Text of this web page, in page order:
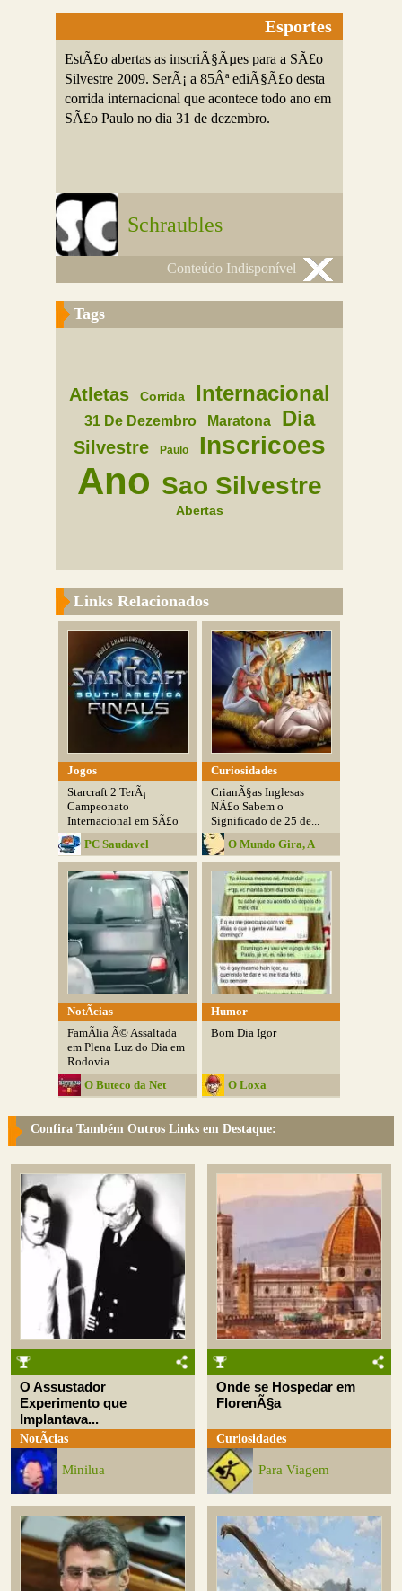
Esportes
EstÃ£o abertas as inscriÃ§Ãµes para a SÃ£o
Silvestre 2009. SerÃ¡ a 85Âª ediÃ§Ã£o desta
corrida internacional que acontece todo ano em
SÃ£o Paulo no dia 31 de dezembro.
Schraubles
Conteúdo Indisponível
Tags
Atletas Corrida Internacional
31 De Dezembro Maratona Dia
Silvestre Paulo Inscricoes
Ano Sao Silvestre
Abertas
Links Relacionados
Jogos
Starcraft 2 TerÃ¡
Campeonato
Internacional em SÃ£o
Paulo
PC Saudavel
Curiosidades
CrianÃ§as Inglesas
NÃ£o Sabem o
Significado de 25 de...
O Mundo Gira, A
Lusitana Roda
NotÃ­cias
FamÃ­lia Ã© Assaltada
em Plena Luz do Dia em
Rodovia
O Buteco da Net
Humor
Bom Dia Igor
O Loxa
Confira Também Outros Links em Destaque:
O Assustador
Experimento que
Implantava...
NotÃ­cias
Minilua
Onde se Hospedar em
FlorenÃ§a
Curiosidades
Para Viagem